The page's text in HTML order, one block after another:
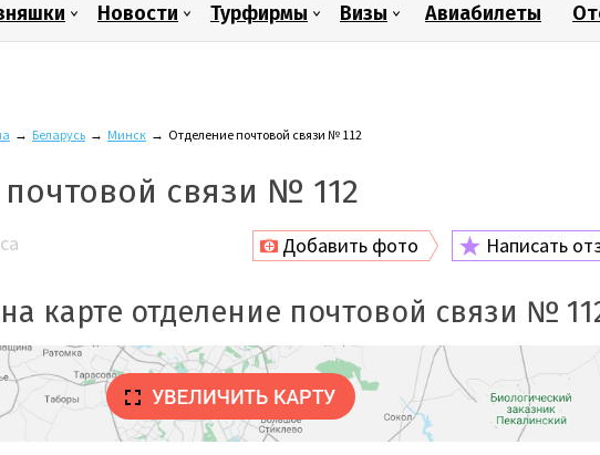
Новости Турфирмы Визы Авиабилеты
→ Беларусь → Минск → Отделение почтовой связи № 112
связи № 112
Добавить фото Написать
карте отделение почтовой связи №